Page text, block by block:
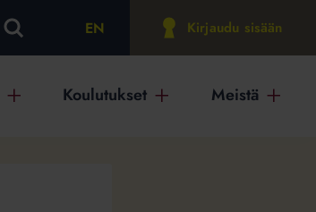
EN Kirjaudu sisään
Koulutukset Meistä